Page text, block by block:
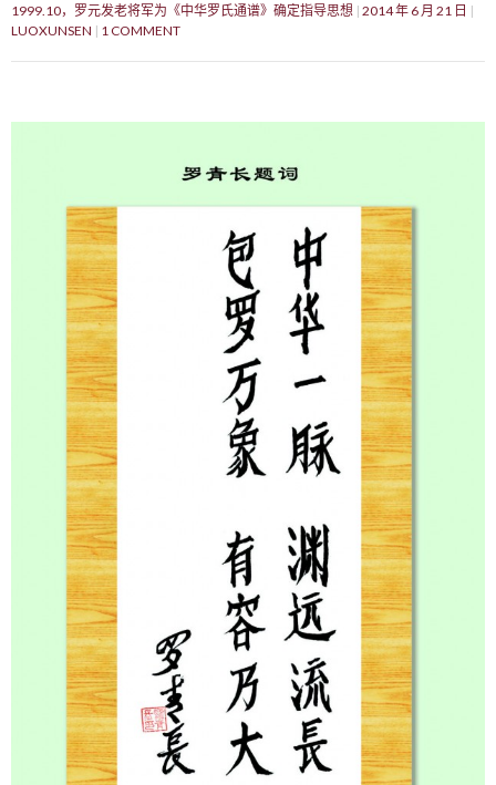
1999.10，罗元发老将军为《中华罗氏通谱》确定指导思想 2014 年 6 月 21 日
LUOXUNSEN
1 COMMENT